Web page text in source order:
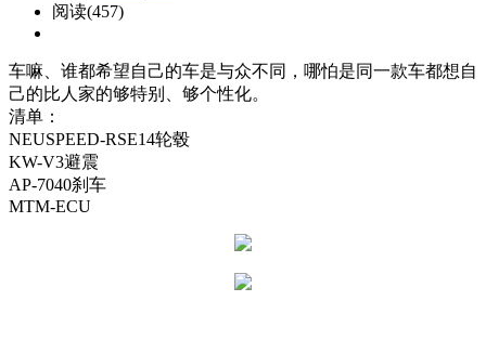
阅读(457)
车嘛、谁都希望自己的车是与众不同，哪怕是同一款车都想自
己的比人家的够特别、够个性化。
清单：
NEUSPEED-RSE14轮毂
KW-V3避震
AP-7040刹车
MTM-ECU